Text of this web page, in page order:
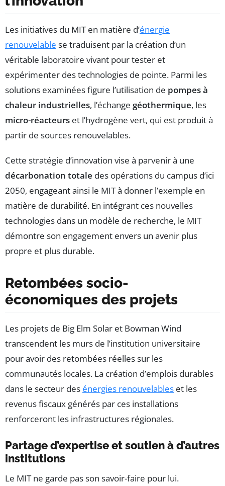
Les initiatives du MIT en matière d’énergie
renouvelable se traduisent par la création d’un
véritable laboratoire vivant pour tester et
expérimenter des technologies de pointe. Parmi les
solutions examinées figure l’utilisation de pompes à
chaleur industrielles, l’échange géothermique, les
micro-réacteurs et l’hydrogène vert, qui est produit à
partir de sources renouvelables.
Cette stratégie d’innovation vise à parvenir à une
décarbonation totale des opérations du campus d’ici
2050, engageant ainsi le MIT à donner l’exemple en
matière de durabilité. En intégrant ces nouvelles
technologies dans un modèle de recherche, le MIT
démontre son engagement envers un avenir plus
propre et plus durable.
Retombées socio-
économiques des projets
Les projets de Big Elm Solar et Bowman Wind
transcendent les murs de l’institution universitaire
pour avoir des retombées réelles sur les
communautés locales. La création d’emplois durables
dans le secteur des énergies renouvelables et les
revenus fiscaux générés par ces installations
renforceront les infrastructures régionales.
Partage d’expertise et soutien à d’autres
institutions
Le MIT ne garde pas son savoir-faire pour lui.